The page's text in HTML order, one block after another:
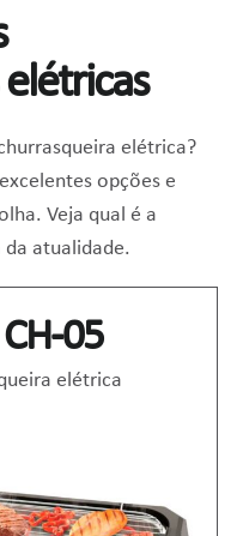
elétrica?
opções e
Veja qual é a
atualidade.
05
elétrica